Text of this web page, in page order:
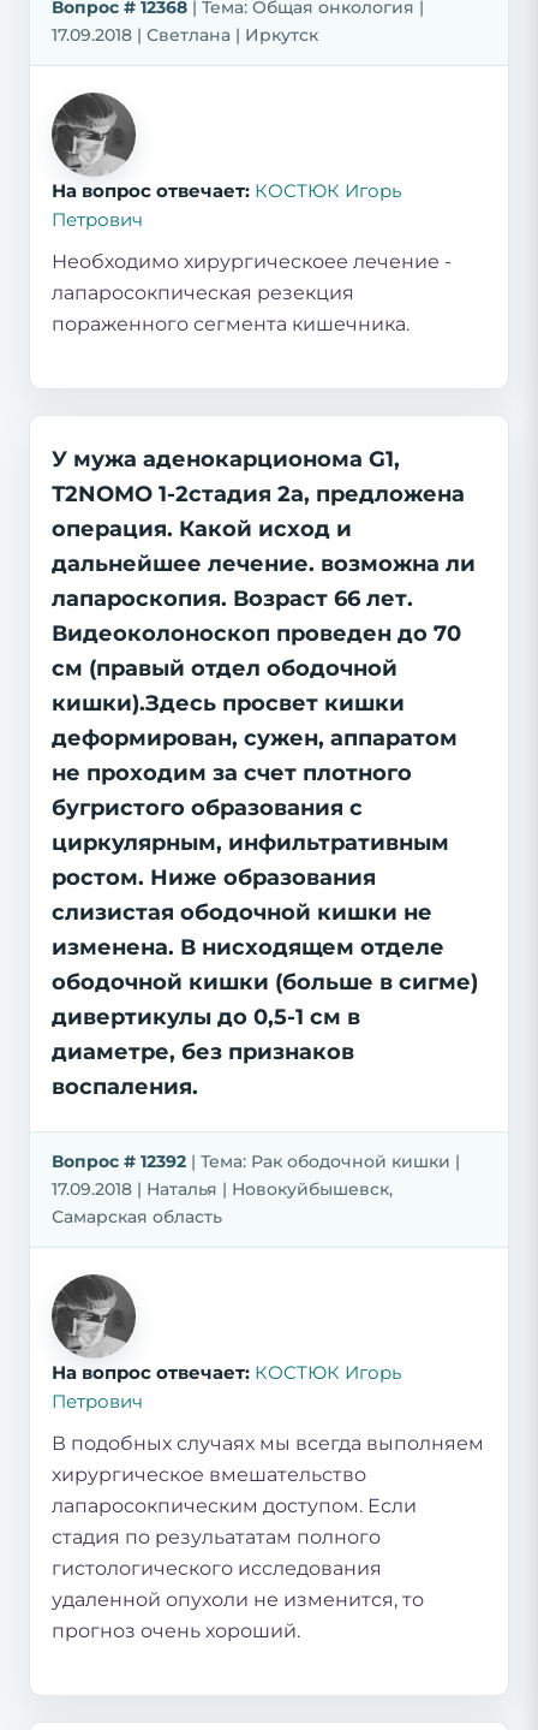
Вопрос # 12368 | Тема: Общая онкология |
17.09.2018 | Светлана | Иркутск
На вопрос отвечает: КОСТЮК Игорь
Петрович
Необходимо хирургическоее лечение -
лапаросокпическая резекция
пораженного сегмента кишечника.
У мужа аденокарционома G1,
Т2NOMO 1-2стадия 2а, предложена
операция. Какой исход и
дальнейшее лечение. возможна ли
лапароскопия. Возраст 66 лет.
Видеоколоноскоп проведен до 70
см (правый отдел ободочной
кишки).Здесь просвет кишки
деформирован, сужен, аппаратом
не проходим за счет плотного
бугристого образования с
циркулярным, инфильтративным
ростом. Ниже образования
слизистая ободочной кишки не
изменена. В нисходящем отделе
ободочной кишки (больше в сигме)
дивертикулы до 0,5-1 см в
диаметре, без признаков
воспаления.
Вопрос # 12392 | Тема: Рак ободочной кишки |
17.09.2018 | Наталья | Новокуйбышевск,
Самарская область
На вопрос отвечает: КОСТЮК Игорь
Петрович
В подобных случаях мы всегда выполняем
хирургическое вмешательство
лапаросокпическим доступом. Если
стадия по резульататам полного
гистологического исследования
удаленной опухоли не изменится, то
прогноз очень хороший.